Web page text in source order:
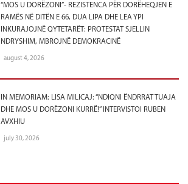
“MOS U DORËZONI”- REZISTENCA PËR DORËHEQJEN E
RAMËS NË DITËN E 66, DUA LIPA DHE LEA YPI
INKURAJOJNË QYTETARËT: PROTESTAT SJELLIN
NDRYSHIM, MBROJNË DEMOKRACINË
august 4, 2026
IN MEMORIAM: LISA MILICAJ: “NDIQNI ËNDRRAT TUAJA
DHE MOS U DORËZONI KURRË!” INTERVISTOI RUBEN
AVXHIU
july 30, 2026